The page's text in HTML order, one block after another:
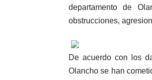
departamento de
obstrucciones,
De acuerdo con los
Olancho se han